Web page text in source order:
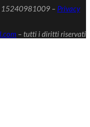
15240981009 – Privacy
– tutti i diritti riservati